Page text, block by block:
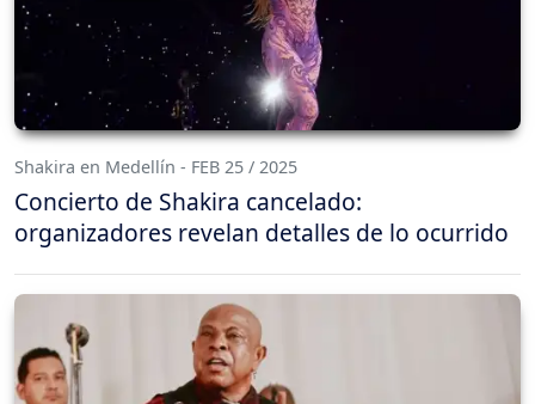
Shakira en Medellín - FEB 25 / 2025
Concierto de Shakira cancelado:
organizadores revelan detalles de lo ocurrido